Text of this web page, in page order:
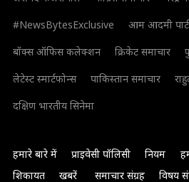
#NewsBytesExclusive
आम आदमी
बॉक्स ऑफिस कलेक्शन
क्रिकेट समाचार
लेटेस्ट स्मार्टफोन्स
पाकिस्तान समाचार
दक्षिण भारतीय सिनेमा
हमारे बारे में प्राइवेसी पॉलिसी नियम
शिकायत
खबरें समाचार संग्रह विषय